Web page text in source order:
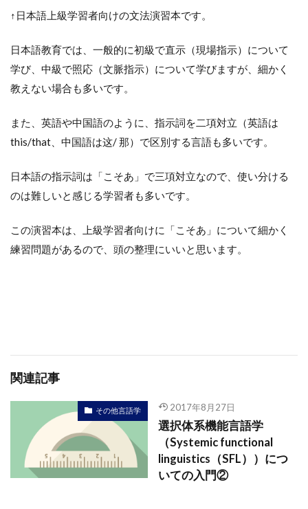
↑日本語上級学習者向けの文法演習本です。
日本語教育では、一般的に初級で直示（現場指示）について
学び、中級で照応（文脈指示）について学びますが、細かく
教えない場合も多いです。
また、英語や中国語のように、指示詞を二項対立（英語は
this/that、中国語は这/ 那）で区別する言語も多いです。
日本語の指示詞は「こそあ」で三項対立なので、使い分ける
のは難しいと感じる学習者も多いです。
この演習本は、上級学習者向けに「こそあ」について細かく
練習問題があるので、頭の整理にいいと思います。
関連記事
その他言語学 2017年8月27日
選択体系機能言語学
（Systemic functional
linguistics（SFL））につ
いての入門②